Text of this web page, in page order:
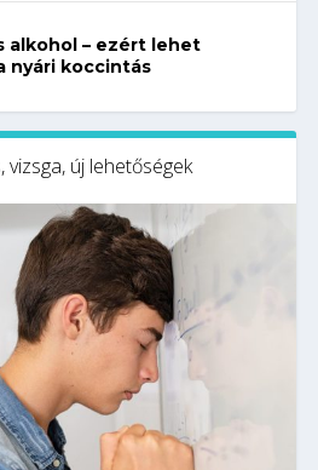
alkohol – ezért lehet
nyári koccintás
vizsga, új lehetőségek